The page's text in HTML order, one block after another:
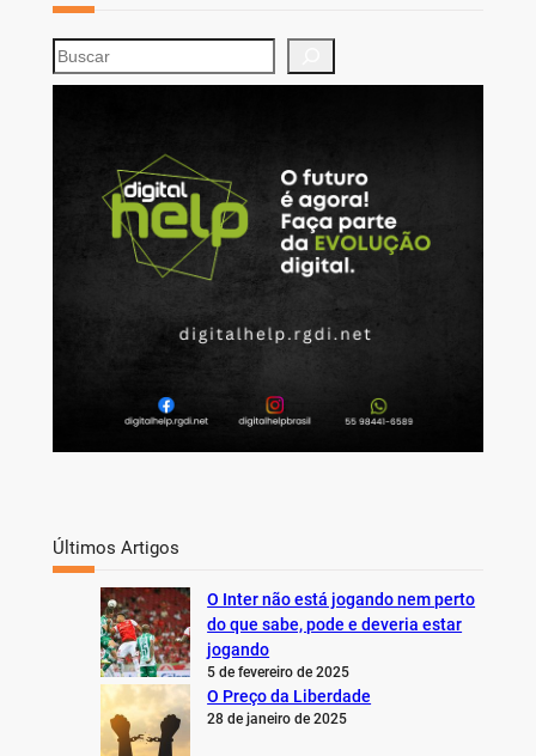
S
e
Últimos Artigos
O Inter não está jogando nem perto
do que sabe, pode e deveria estar
jogando
5 de fevereiro de 2025
O Preço da Liberdade
28 de janeiro de 2025